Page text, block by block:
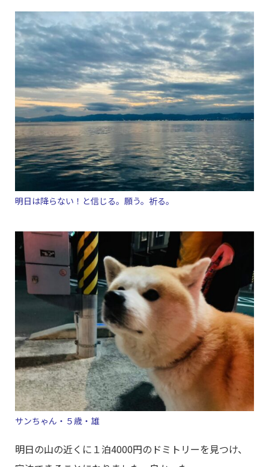
明日は降らない！と信じる。願う。祈る。
サンちゃん・５歳・雄
明日の山の近くに１泊4000円のドミトリーを見つけ、